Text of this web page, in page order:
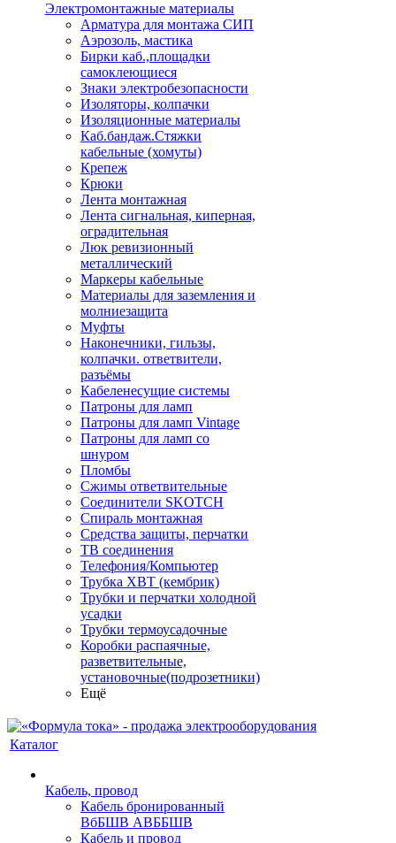
Электромонтажные материалы
Арматура для монтажа СИП
Аэрозоль, мастика
Бирки каб.,площадки
самоклеющиеся
Знаки электробезопасности
Изоляторы, колпачки
Изоляционные материалы
Каб.бандаж.Стяжки
кабельные (хомуты)
Крепеж
Крюки
Лента монтажная
Лента сигнальная, киперная,
оградительная
Люк ревизионный
металлический
Маркеры кабельные
Материалы для заземления и
молниезащита
Муфты
Наконечники, гильзы,
колпачки. ответвители,
разъёмы
Кабеленесущие системы
Патроны для ламп
Патроны для ламп Vintage
Патроны для ламп со
шнуром
Пломбы
Сжимы ответвительные
Соединители SKOTCH
Спираль монтажная
Средства защиты, перчатки
ТВ соединения
Телефония/Компьютер
Трубка ХВТ (кембрик)
Трубки и перчатки холодной
усадки
Трубки термоусадочные
Коробки распаячные,
разветвительные,
установочные(подрозетники)
Ещё
Каталог
Кабель, провод
Кабель бронированный
ВбБШВ АВББШВ
Кабель и провод